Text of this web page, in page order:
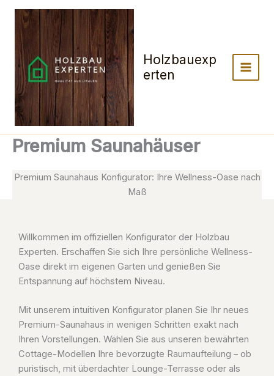
Zum
springen
Holzbauexp
erten
Premium Saunahäuser
Premium Saunahaus Konfigurator: Ihre Wellness-Oase nach
Maß
Willkommen im offiziellen Konfigurator der Holzbau
Experten. Erschaffen Sie sich Ihre persönliche Wellness-
Oase direkt im eigenen Garten und genießen Sie
Entspannung auf höchstem Niveau.
Mit unserem intuitiven Konfigurator planen Sie Ihr neues
Premium-Saunahaus in wenigen Schritten exakt nach
Ihren Vorstellungen. Wählen Sie aus unseren bewährten
Cottage-Modellen Ihre bevorzugte Raumaufteilung – ob
puristisch, mit überdachter Lounge-Terrasse oder als